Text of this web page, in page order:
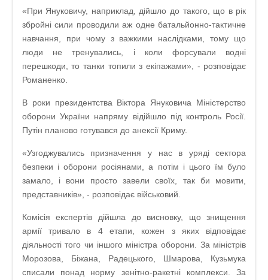
«При Януковичу, наприклад, дійшло до такого, що в рік
збройні сили проводили аж одне батальйонно-тактичне
навчання, при чому з важкими наслідками, тому що
люди не тренувались, і коли форсували водні
перешкоди, то танки топили з екіпажами», - розповідає
Романенко.
В роки президентства Віктора Януковича Міністерство
оборони України напряму відійшло під контроль Росії.
Путін планово готувався до анексії Криму.
«Узгоджувались призначення у нас в уряді сектора
безпеки і оборони росіянами, а потім і цього їм було
замало, і вони просто завели своїх, так би мовити,
представників», - розповідає військовий.
Комісія експертів дійшла до висновку, що знищення
армії тривало в 4 етапи, кожен з яких відповідає
діяльності того чи іншого міністра оборони. За міністрів
Морозова, Біжана, Радецького, Шмарова, Кузьмука
списали понад норму зенітно-ракетні комплекси. За